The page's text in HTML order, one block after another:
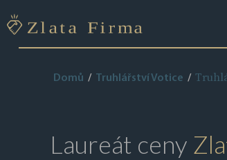
Domů Truhlářství Votice
Laureát ceny